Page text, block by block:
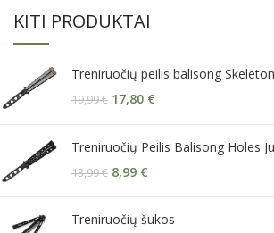
KITI PRODUKTAI
Treniruočių peilis balisong Skeleton
19,99€ 17,80 €
Treniruočių Peilis Balisong Holes
13,99€ 8,99 €
Treniruočių šukos